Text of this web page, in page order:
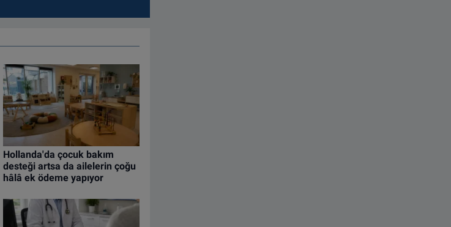
Hollanda'da çocuk bakım
desteği artsa da ailelerin çoğu
hâlâ ek ödeme yapıyor